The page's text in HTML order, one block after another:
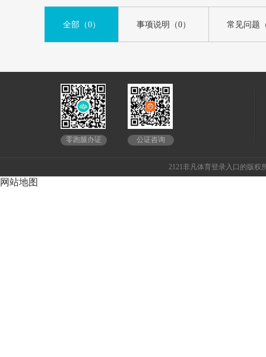
全部 （0） 事项说明 （0） 常见问题
零跑腿办证 公证咨询
2121非凡体育登录入口的版
网站地图